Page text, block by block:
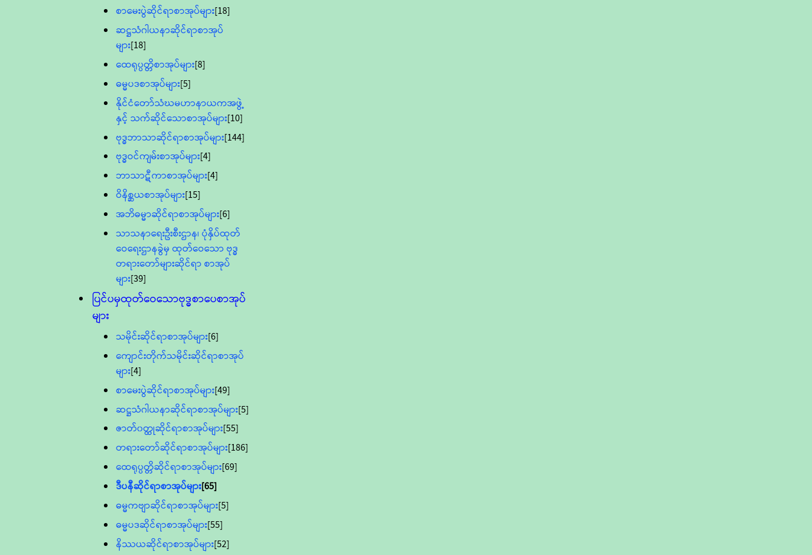
စာမေးပွဲဆိုင်ရာစာအုပ်များ[18]
ဆဋ္ဌသံဂါယနာဆိုင်ရာစာအုပ်
များ[18]
ထေရုပ္ပတ္တိစာအုပ်များ[8]
ဓမ္မပဒစာအုပ်များ[5]
နိုင်ငံတော်သံဃမဟာနာယကအဖွဲ့
နှင့် သက်ဆိုင်သောစာအုပ်များ[10]
ဗုဒ္ဓဘာသာဆိုင်ရာစာအုပ်များ[144]
ဗုဒ္ဓဝင်ကျမ်းစာအုပ်များ[4]
ဘာသာဋီကာစာအုပ်များ[4]
ဝိနိစ္ဆယစာအုပ်များ[15]
အဘိဓမ္မာဆိုင်ရာစာအုပ်များ[6]
သာသနာရေးဦးစီးဌာန၊ ပုံနှိပ်ထုတ်
ဝေရေးဌာနခွဲမှ ထုတ်ဝေသော ဗုဒ္ဓ
တရားတော်များဆိုင်ရာ စာအုပ်
များ[39]
ပြင်ပမှထုတ်ဝေသောဗုဒ္ဓစာပေစာအုပ်
များ
သမိုင်းဆိုင်ရာစာအုပ်များ[6]
ကျောင်းတိုက်သမိုင်းဆိုင်ရာစာအုပ်
များ[4]
စာမေးပွဲဆိုင်ရာစာအုပ်များ[49]
ဆဋ္ဌသံဂါယနာဆိုင်ရာစာအုပ်များ[5]
ဇာတ်၀တ္ထုဆိုင်ရာစာအုပ်များ[55]
တရားတော်ဆိုင်ရာစာအုပ်များ[186]
ထေရုပ္ပတ္တိဆိုင်ရာစာအုပ်များ[69]
ဒီပနီဆိုင်ရာစာအုပ်များ[65]
ဓမ္မကဗျာဆိုင်ရာစာအုပ်များ[5]
ဓမ္မပဒဆိုင်ရာစာအုပ်များ[55]
နိဿယဆိုင်ရာစာအုပ်များ[52]